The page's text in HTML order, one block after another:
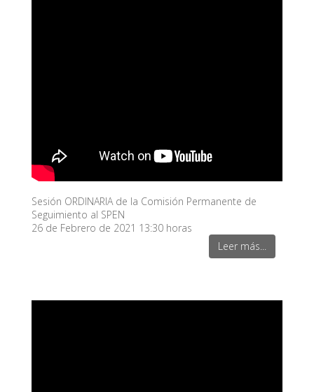
Sesión ORDINARIA de la Comisión Permanente de
Seguimiento al SPEN
26 de Febrero de 2021 13:30 horas
Leer más...